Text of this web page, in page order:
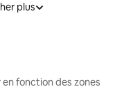
plus
fonction des zones